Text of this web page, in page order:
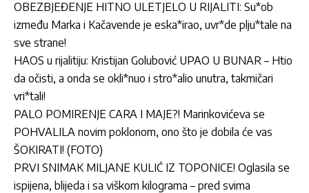
OBEZBJEĐENJE HITNO ULETJELO U RIJALITI: Su*ob
između Marka i Kačavende je eska*irao, uvr*de plju*tale na
sve strane!
HAOS u rijalitiju: Kristijan Golubović UPAO U BUNAR – Htio
da očisti, a onda se okli*nuo i stro*alio unutra, takmičari
vri*tali!
PALO POMIRENJE CARA I MAJE?! Marinkovićeva se
POHVALILA novim poklonom, ono što je dobila će vas
ŠOKIRATI! (FOTO)
PRVI SNIMAK MILJANE KULIĆ IZ TOPONICE! Oglasila se
ispijena, blijeda i sa viškom kilograma – pred svima